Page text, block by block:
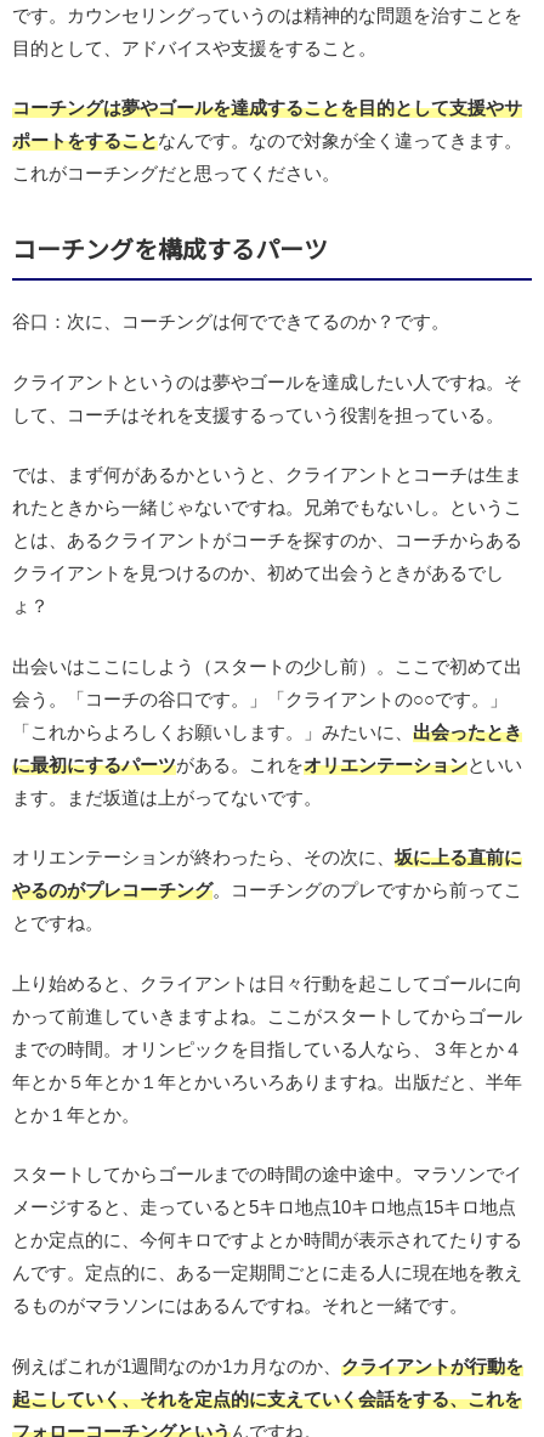
です。カウンセリングっていうのは精神的な問題を治すことを
目的として、アドバイスや支援をすること。
コーチングは夢やゴールを達成することを目的として支援やサ
ポートをすることなんです。なので対象が全く違ってきます。
これがコーチングだと思ってください。
コーチングを構成するパーツ
谷口：次に、コーチングは何でできてるのか？です。
クライアントというのは夢やゴールを達成したい人ですね。そ
して、コーチはそれを支援するっていう役割を担っている。
では、まず何があるかというと、クライアントとコーチは生ま
れたときから一緒じゃないですね。兄弟でもないし。というこ
とは、あるクライアントがコーチを探すのか、コーチからある
クライアントを見つけるのか、初めて出会うときがあるでし
ょ？
出会いはここにしよう（スタートの少し前）。ここで初めて出
会う。「コーチの谷口です。」「クライアントの○○です。」
「これからよろしくお願いします。」みたいに、 出会ったとき
に最初にするパーツがある。これをオリエンテーションといい
ます。まだ坂道は上がってないです。
オリエンテーションが終わったら、その次に、坂に上る直前に
やるのがプレコーチング。コーチングのプレですから前ってこ
とですね。
上り始めると、クライアントは日々行動を起こしてゴールに向
かって前進していきますよね。ここがスタートしてからゴール
までの時間。オリンピックを目指している人なら、３年とか４
年とか５年とか１年とかいろいろありますね。出版だと、半年
とか１年とか。
スタートしてからゴールまでの時間の途中途中。マラソンでイ
メージすると、走っていると5キロ地点10キロ地点15キロ地点
とか定点的に、今何キロですよとか時間が表示されてたりする
んです。定点的に、ある一定期間ごとに走る人に現在地を教え
るものがマラソンにはあるんですね。それと一緒です。
例えばこれが1週間なのか1カ月なのか、 クライアントが行動を
起こしていく、それを定点的に支えていく会話をする、これを
フォローコーチングというんですね。